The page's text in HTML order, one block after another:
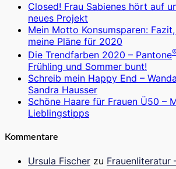
Closed! Frau Sabienes hört auf
neues Projekt
Mein Motto Konsumsparen:
meine Pläne für 2020
Die Trendfarben 2020 – Pantone
Frühling und Sommer bunt!
Schreib mein Happy End –
Sandra Hausser
Schöne Haare für Frauen Ü50 –
Lieblingstipps
Kommentare
Ursula Fischer zu Frauenliteratur